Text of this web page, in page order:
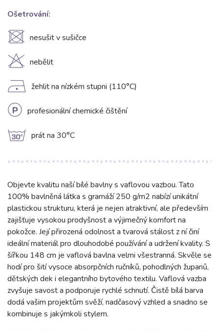
Ošetrování:
U nesušit v sušičce
H nebělit
D žehlit na nízkém stupni (110°C)
L profesionální chemické čištění
g prát na 30°C
Objevte kvalitu naší bílé bavlny s vaflovou vazbou. Tato
100% bavlněná látka s gramáží 250 g/m2 nabízí unikátní
plastickou strukturu, která je nejen atraktivní, ale především
zajišťuje vysokou prodyšnost a výjimečný komfort na
pokožce. Její přirozená odolnost a tvarová stálost z ní činí
ideální materiál pro dlouhodobé používání a udržení kvality. S
šířkou 148 cm je vaflová bavlna velmi všestranná. Skvěle se
hodí pro šití vysoce absorpčních ručníků, pohodlných županů,
dětských dek i elegantního bytového textilu. Vaflová vazba
zvyšuje savost a podporuje rychlé schnutí. Čistě bílá barva
dodá vašim projektům svěží, nadčasový vzhled a snadno se
kombinuje s jakýmkoli stylem.